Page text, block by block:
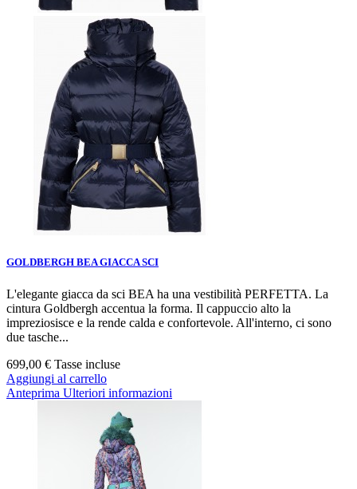
GOLDBERGH BEA GIACCA SCI
L'elegante giacca da sci BEA ha una vestibilità PERFETTA. La
cintura Goldbergh accentua la forma. Il cappuccio alto la
impreziosisce e la rende calda e confortevole. All'interno, ci sono
due tasche...
699,00 € Tasse incluse
Aggiungi al carrello
Anteprima Ulteriori informazioni